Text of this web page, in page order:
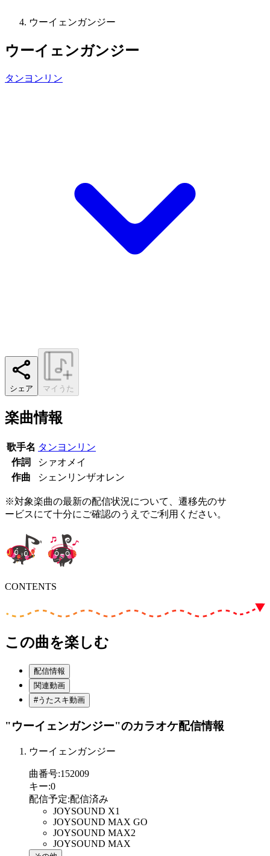
ウーイェンガンジー
ウーイェンガンジー
タンヨンリン
シェア マイうた
楽曲情報
歌手名 タンヨンリン
作詞
シァオメイ
作曲
シェンリンザオレン
※対象楽曲の最新の配信状況について、遷移先のサ
ービスにて十分にご確認のうえでご利用ください。
CONTENTS
この曲を楽しむ
配信情報
関連動画
#うたスキ動画
"ウーイェンガンジー"のカラオケ配信情報
ウーイェンガンジー
曲番号:152009
キー:0
配信予定:配信済み
JOYSOUND X1
JOYSOUND MAX GO
JOYSOUND MAX2
JOYSOUND MAX